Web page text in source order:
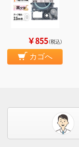
￥855（税込）
カゴへ